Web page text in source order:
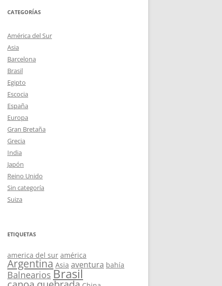
CATEGORÍAS
América del Sur
Asia
Barcelona
Brasil
Egipto
Escocia
España
Europa
Gran Bretaña
Grecia
India
Japón
Reino Unido
Sin categoría
Suiza
ETIQUETAS
america del sur américa
Argentina Asia aventura bahía
Balnearios Brasil